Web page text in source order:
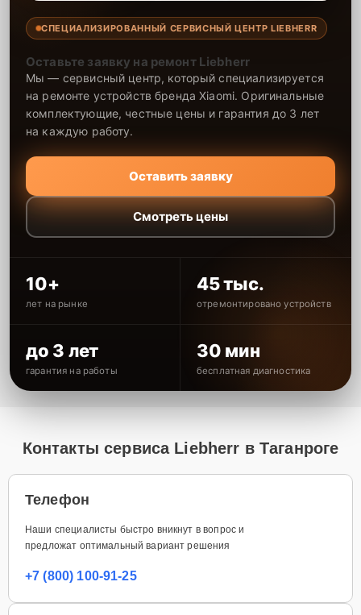
СПЕЦИАЛИЗИРОВАННЫЙ СЕРВИСНЫЙ ЦЕНТР LIEBHERR
Оставьте заявку на ремонт Liebherr
Мы — сервисный центр, который специализируется
на ремонте устройств бренда Xiaomi. Оригинальные
комплектующие, честные цены и гарантия до 3 лет
на каждую работу.
Оставить заявку
Смотреть цены
10+
лет на рынке
45 тыс.
отремонтировано устройств
до 3 лет
гарантия на работы
30 мин
бесплатная диагностика
Контакты сервиса Liebherr в Таганроге
Телефон
Наши специалисты быстро вникнут в вопрос и
предложат оптимальный вариант решения
+7 (800) 100-91-25